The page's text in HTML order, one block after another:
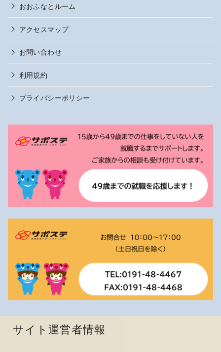
おおふなとルーム
アクセスマップ
お問い合わせ
利用規約
プライバシーポリシー
サイト運営者情報